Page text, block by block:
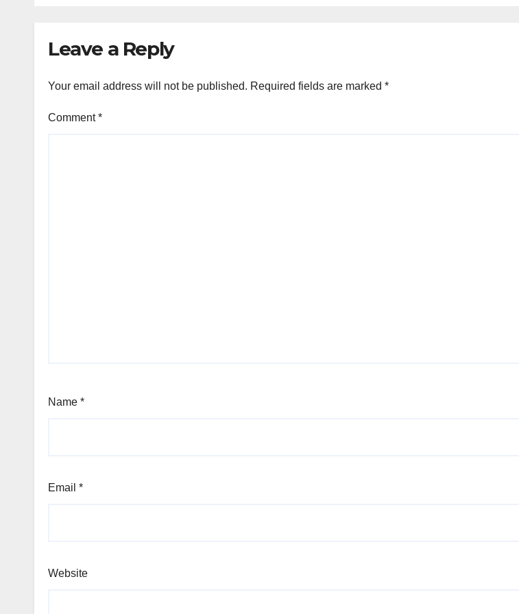
Leave a Reply
Your email address will not be published. Required fields are marked *
Comment*
Name *
Email *
Website